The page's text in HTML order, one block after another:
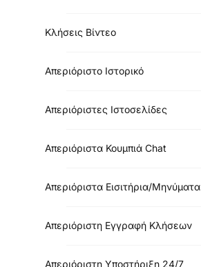
Κλήσεις Βίντεο
Απεριόριστο Ιστορικό
Απεριόριστες Ιστοσελίδες
Απεριόριστα Κουμπιά Chat
Απεριόριστα Εισιτήρια/Μηνύματα
Απεριόριστη Εγγραφή Κλήσεων
Απεριόριστη Υποστήριξη 24/7